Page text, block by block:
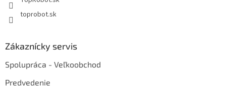
toprobot.sk
Zákaznícky servis
Spolupráca - Veľkoobchod
Predvedenie